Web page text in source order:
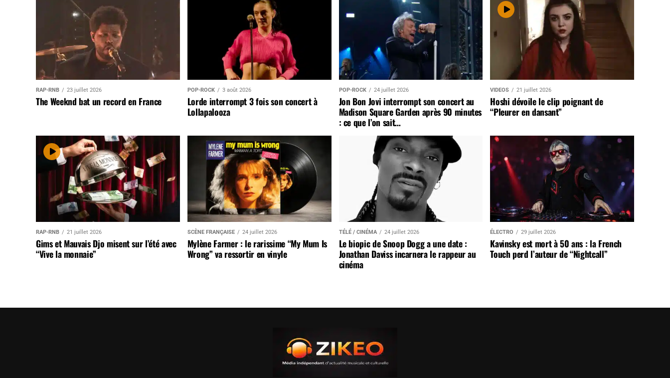
RAP-RNB 23 juillet 2026
The Weeknd bat un record en France
POP-ROCK 3 août 2026
Lorde interrompt 3 fois son concert à
Lollapalooza
POP-ROCK 24 juillet 2026
Jon Bon Jovi interrompt son concert au
Madison Square Garden après 90 minutes
: ce que l’on sait…
VIDEOS 21 juillet 2026
Hoshi dévoile le clip poignant de
“Pleurer en dansant”
RAP-RNB 21 juillet 2026
Gims et Mauvais Djo misent sur l’été avec
“Vive la monnaie”
SCÈNE FRANÇAISE 24 juillet 2026
Mylène Farmer : le rarissime “My Mum Is
Wrong” va ressortir en vinyle
TÉLÉ / CINÉMA 24 juillet 2026
Le biopic de Snoop Dogg a une date :
Jonathan Daviss incarnera le rappeur au
cinéma
ÉLECTRO 29 juillet 2026
Kavinsky est mort à 50 ans : la French
Touch perd l’auteur de “Nightcall”